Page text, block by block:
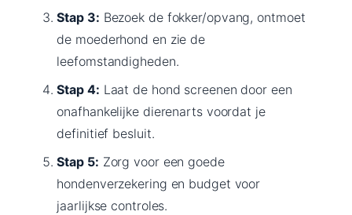
Stap 3: Bezoek de fokker/opvang, ontmoet
de moederhond en zie de
leefomstandigheden.
Stap 4: Laat de hond screenen door een
onafhankelijke dierenarts voordat je
definitief besluit.
Stap 5: Zorg voor een goede
hondenverzekering en budget voor
jaarlijkse controles.